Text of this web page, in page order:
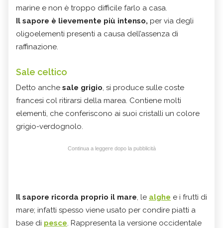
marine e non è troppo difficile farlo a casa.
Il sapore è lievemente più intenso, per via degli
oligoelementi presenti a causa dell’assenza di
raffinazione.
Sale celtico
Detto anche sale grigio, si produce sulle coste
francesi col ritirarsi della marea. Contiene molti
elementi, che conferiscono ai suoi cristalli un colore
grigio-verdognolo.
Continua a leggere dopo la pubblicità
Il sapore ricorda proprio il mare, le alghe e i frutti di
mare; infatti spesso viene usato per condire piatti a
base di pesce. Rappresenta la versione occidentale